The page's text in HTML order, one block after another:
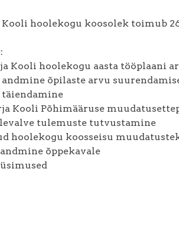
hoolekogu koosolek toimub
Kooli hoolekogu aasta tööplaani
õpilaste arvu
Kooli Põhimääruse
tulemuste tutvustamine
hoolekogu koosseisu
õppekavale